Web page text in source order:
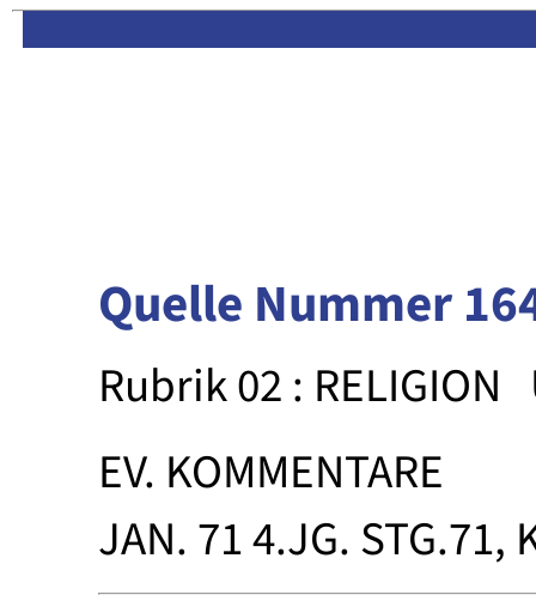
Quelle Nummer
Rubrik 02 : RELIGION
EV. KOMMENTARE
JAN. 71 4.JG. STG.71,